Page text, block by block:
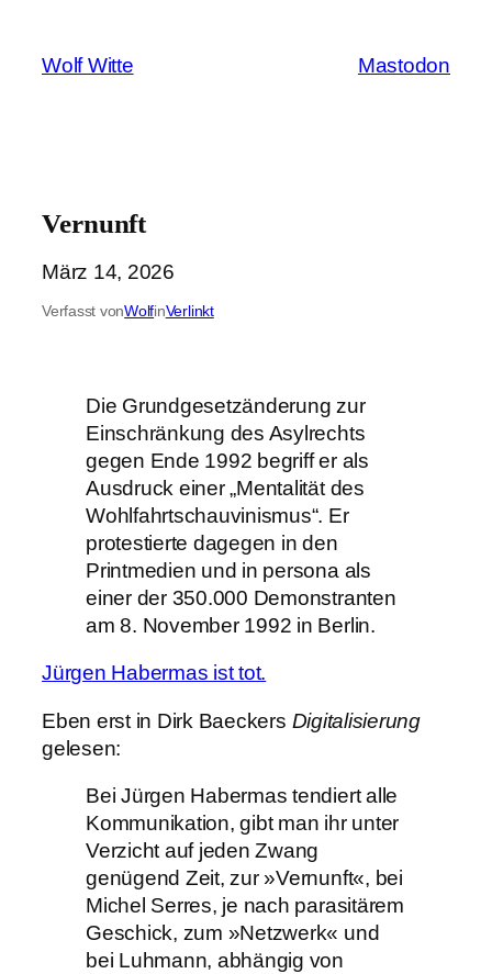
springen
Wolf Witte Mastodon
Vernunft
März 14, 2026
Verfasst vonWolfinVerlinkt
Die Grundgesetzänderung zur
Einschränkung des Asylrechts
gegen Ende 1992 begriff er als
Ausdruck einer „Mentalität des
Wohlfahrtschauvinismus“. Er
protestierte dagegen in den
Printmedien und in persona als
einer der 350.000 Demonstranten
am 8. November 1992 in Berlin.
Jürgen Habermas ist tot.
Eben erst in Dirk Baeckers Digitalisierung
gelesen:
Bei Jürgen Habermas tendiert alle
Kommunikation, gibt man ihr unter
Verzicht auf jeden Zwang
genügend Zeit, zur »Vernunft«, bei
Michel Serres, je nach parasitärem
Geschick, zum »Netzwerk« und
bei Luhmann, abhängig von